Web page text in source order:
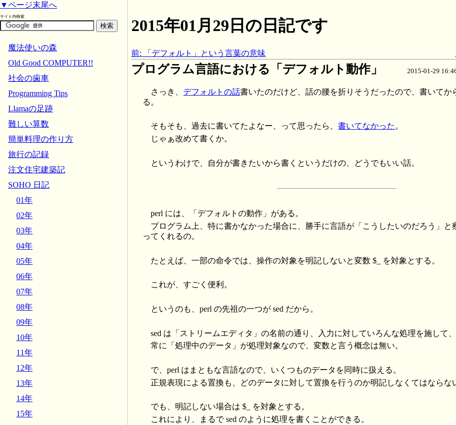
2015年01月29日の日記です
前: 「デフォルト」という言葉の意味
プログラム言語における「デフォルト動作」 2015-01-29
さっき、 デフォルトの話書いたのだけど、話の腰を折りそうだったので、書いてか
る。
そもそも、過去に書いてたよなー、って思ったら、書いてなかった。
じゃぁ改めて書くか。
というわけで、自分が書きたいから書くというだけの、どうでもいい話。
perl には、「デフォルトの動作」がある。
プログラム上、特に書かなかった場合に、勝手に言語が「こうしたいのだろう」と
ってくれるの。
たとえば、一部の命令では、操作の対象を明記しないと変数 $_ を対象とする。
これが、すごく便利。
というのも、perl の先祖の一つが sed だから。
sed は「ストリームエディタ」の名前の通り、入力に対していろんな処理を施して、
常に「処理中のデータ」が処理対象なので、変数と言う概念は無い。
で、perl はまともな言語なので、いくつものデータを同時に扱える。
正規表現による置換も、どのデータに対して置換を行うのか明記しなくてはならな
でも、明記しない場合は $_ を対象とする。
これにより、まるで sed のように処理を書くことができる。
▼ページ末尾へ
サイト内検索
魔法使いの森
Old Good COMPUTER!!
社会の歯車
Programming Tips
Llamaの足跡
難しい算数
簡単料理の作り方
旅行の記録
注文住宅建築記
SOHO 日記
01年
02年
03年
04年
05年
06年
07年
08年
09年
10年
11年
12年
13年
14年
15年